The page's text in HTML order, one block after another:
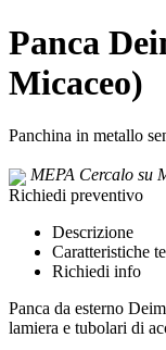
Panca
Micaceo)
Panchina in metallo
MEPA Cercalo su
Richiedi preventivo
Descrizione
Caratteristiche
Richiedi info
Panca da esterno
lamiera e tubolari di